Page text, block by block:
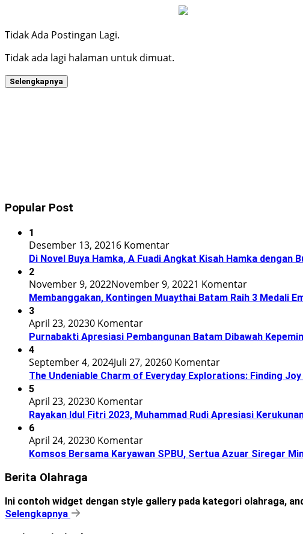
Tidak Ada Postingan Lagi.
Tidak ada lagi halaman untuk dimuat.
Selengkapnya
Popular Post
1
Desember 13, 20216 Komentar
Di Novel Buya Hamka, A Fuadi Angkat Kisah Hamka dengan
2
November 9, 2022November 9, 20221 Komentar
Membanggakan, Kontingen Muaythai Batam Raih 3 Medali
3
April 23, 20230 Komentar
Purnabakti Apresiasi Pembangunan Batam Dibawah
4
September 4, 2024Juli 27, 20260 Komentar
The Undeniable Charm of Everyday Explorations: Finding
5
April 23, 20230 Komentar
Rayakan Idul Fitri 2023, Muhammad Rudi Apresiasi
6
April 24, 20230 Komentar
Komsos Bersama Karyawan SPBU, Sertua Azuar Siregar
Berita Olahraga
Ini contoh widget dengan style gallery pada kategori olahraga,
Selengkapnya